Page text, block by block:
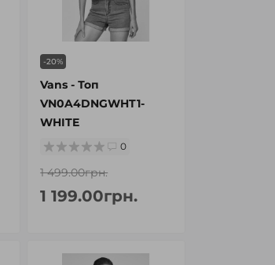
-20%
Vans - Топ
VN0A4DNGWHT1-
WHITE
0
1 499.00грн.
1 199.00грн.